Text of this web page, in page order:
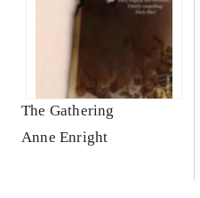
The Gathering
Anne Enright